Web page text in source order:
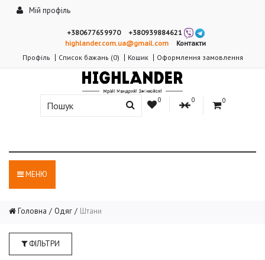
Мій профіль
+380677659970
+380939884621
highlander.com.ua@gmail.com
Контакти
Профіль
Список бажань (0) Кошик Оформлення замовлення
0 0 0
МЕНЮ
Головна Одяг Штани
ФІЛЬТРИ